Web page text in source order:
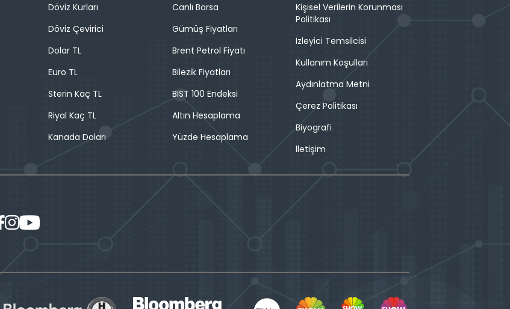
Döviz Kurları
Döviz Çevirici
Dolar TL
Euro TL
Sterin Kaç TL
Riyal Kaç TL
Kanada Doları
Canlı Borsa
Gümüş Fiyatları
Brent Petrol Fiyatı
Bilezik Fiyatları
BIST 100 Endeksi
Altın Hesaplama
Yüzde Hesaplama
Kişisel Verilerin Korunması
Politikası
İzleyici Temsilcisi
Kullanım Koşulları
Aydınlatma Metni
Çerez Politikası
Biyografi
İletişim